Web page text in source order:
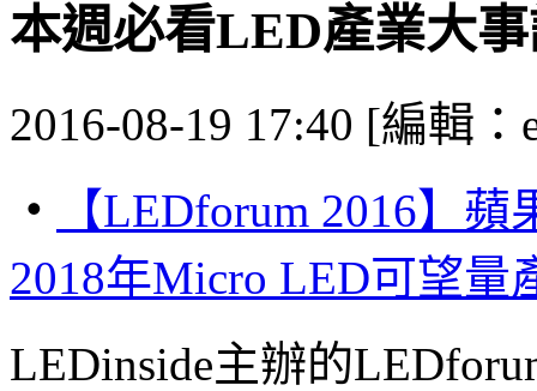
本週必看LED產業大事
2016-08-19 17:40 [編輯：
‧
【LEDforum 2016】蘋
2018年Micro LED可望量
LEDinside主辦的